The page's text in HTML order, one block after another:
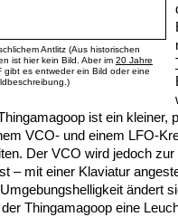
Antlitz (Aus historischen
ist hier kein Bild. Aber im 20 Jahre
gibt es entweder ein Bild oder eine
ist ein kleiner,
VCO- und einem LFO-
Der VCO wird jedoch
– mit einer Klaviatur
ändert
Thingamagoop eine